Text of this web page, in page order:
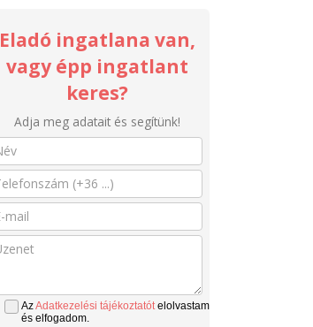
Eladó ingatlana van,
vagy épp ingatlant
keres?
Adja meg adatait és segítünk!
AzAdatkezelési tájékoztatótelolvastam
és elfogadom.